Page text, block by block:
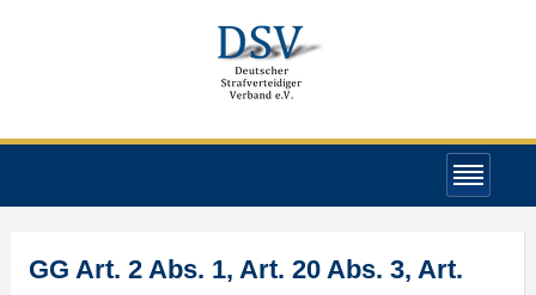
GG Art. 2 Abs. 1, Art. 20 Abs. 3, Art.